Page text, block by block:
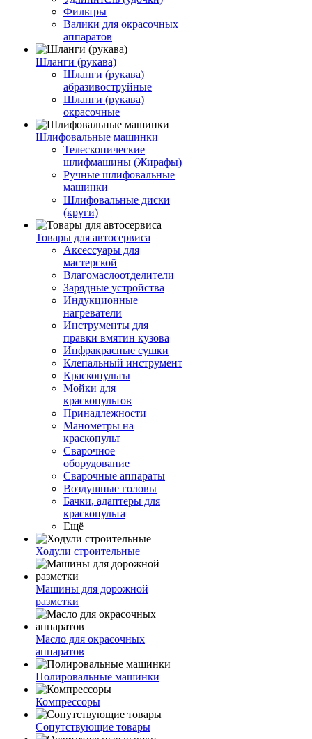
Фильтры
Валики для окрасочных
аппаратов
Шланги (рукава)
Шланги (рукава)
абразивоструйные
Шланги (рукава)
окрасочные
Шлифовальные машинки
Телескопические
шлифмашины (Жирафы)
Ручные шлифовальные
машинки
Шлифовальные диски
(круги)
Товары для автосервиса
Аксессуары для
мастерской
Влагомаслоотделители
Зарядные устройства
Индукционные
нагреватели
Инструменты для
правки вмятин кузова
Инфракрасные сушки
Клепальный инструмент
Краскопульты
Мойки для
краскопультов
Принадлежности
Манометры на
краскопульт
Сварочное
оборудование
Сварочные аппараты
Воздушные головы
Бачки, адаптеры для
краскопульта
Ещё
Ходули строительные
Машины для дорожной
разметки
Масло для окрасочных
аппаратов
Полировальные машинки
Компрессоры
Сопутствующие товары